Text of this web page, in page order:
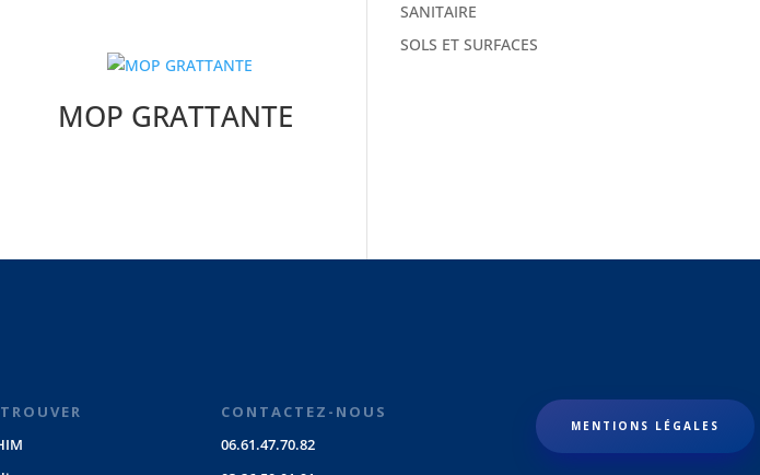
MOP GRATTANTE
SANITAIRE
SOLS ET SURFACES
CONTACTEZ-NOUS
06.61.47.70.82
MENTIONS LÉGALES